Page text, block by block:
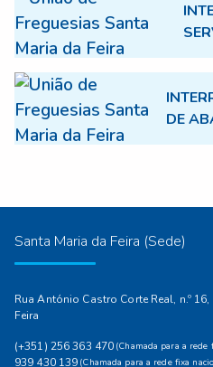
DE
Santa Maria da Feira (Sede)
Rua António Castro Corte Real, n.º
Feira
(+351) 256 363 470 (Chamada para a rede
939 430 139 (Chamada para a rede fixa